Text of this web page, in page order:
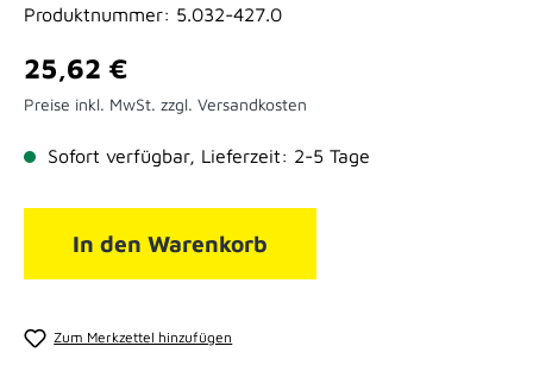
Produktnummer: 5.032-427.0
Regulärer Preis:
25,62 €
Preise inkl. MwSt. zzgl. Versandkosten
Sofort verfügbar, Lieferzeit: 2-5 Tage
In den Warenkorb
Zum Merkzettel hinzufügen